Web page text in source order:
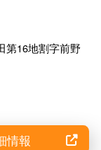
第16地割字前野
情報